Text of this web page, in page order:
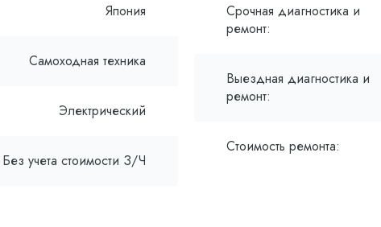
Япония
Самоходная техника
Электрический
Без учета стоимости З/Ч
Срочная диагностика и
ремонт:
Выездная диагностика и
ремонт:
Стоимость ремонта: